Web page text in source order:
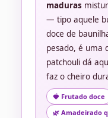
maduras
— tipo aquele
doce de
pesado, é uma
patchouli dá
faz o cheiro
🍓 Frutado doce
🌿 Amadeirado